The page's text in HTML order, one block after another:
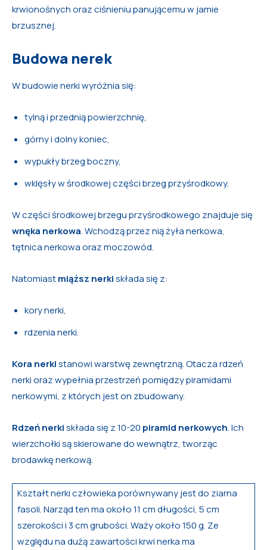
krwionośnych oraz ciśnieniu panującemu w jamie
brzusznej.
Budowa nerek
W budowie nerki wyróżnia się:
tylną i przednią powierzchnię,
górny i dolny koniec,
wypukły brzeg boczny,
wklęsły w środkowej części brzeg przyśrodkowy.
W części środkowej brzegu przyśrodkowego znajduje się
wnęka nerkowa. Wchodzą przez nią żyła nerkowa,
tętnica nerkowa oraz moczowód.
Natomiastmiąższ nerkiskłada się z:
kory nerki,
rdzenia nerki.
Kora nerkistanowi warstwę zewnętrzną. Otacza rdzeń
nerki oraz wypełnia przestrzeń pomiędzy piramidami
nerkowymi, z których jest on zbudowany.
Rdzeń nerkiskłada się z 10-20 piramid nerkowych. Ich
wierzchołki są skierowane do wewnątrz, tworząc
brodawkę nerkową.
Kształt nerki człowieka porównywany jest do ziarna
fasoli. Narząd ten ma około 11 cm długości, 5 cm
szerokości i 3 cm grubości. Waży około 150 g. Ze
względu na dużą zawartości krwi nerka ma